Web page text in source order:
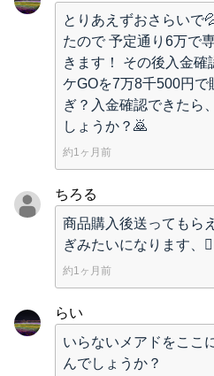
とりあえずおさらいで
たので 予定通り6万で
きます！ その後入金確
ケGOを7万8千500円で
ぎ？入金確認できたら
しょうか？🙇
約1ヶ月前
ちろる
商品購入後送ってもら
ぎみたいになります、
約1ヶ月前
らい
いらないメアドをここ
んでしょうか？